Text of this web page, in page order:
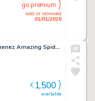
sold or removed
01/01/2026
go premium
Tavola originale Phil Jimenez Amazing Spider-man # 565 pg.20
available
€1,500